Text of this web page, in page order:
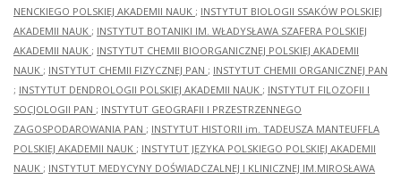
NENCKIEGO POLSKIEJ AKADEMII NAUK ; INSTYTUT BIOLOGII SSAKÓW POLSKIEJ
AKADEMII NAUK ; INSTYTUT BOTANIKI IM. WŁADYSŁAWA SZAFERA POLSKIEJ
AKADEMII NAUK ; INSTYTUT CHEMII BIOORGANICZNEJ POLSKIEJ AKADEMII
NAUK ; INSTYTUT CHEMII FIZYCZNEJ PAN ; INSTYTUT CHEMII ORGANICZNEJ PAN
; INSTYTUT DENDROLOGII POLSKIEJ AKADEMII NAUK ; INSTYTUT FILOZOFII I
SOCJOLOGII PAN ; INSTYTUT GEOGRAFII I PRZESTRZENNEGO
ZAGOSPODAROWANIA PAN ; INSTYTUT HISTORII im. TADEUSZA MANTEUFFLA
POLSKIEJ AKADEMII NAUK ; INSTYTUT JĘZYKA POLSKIEGO POLSKIEJ AKADEMII
NAUK ; INSTYTUT MEDYCYNY DOŚWIADCZALNEJ I KLINICZNEJ IM.MIROSŁAWA